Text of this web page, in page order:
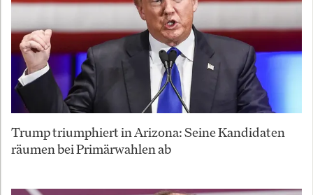
Trump triumphiert in Arizona: Seine Kandidaten
räumen bei Primärwahlen ab